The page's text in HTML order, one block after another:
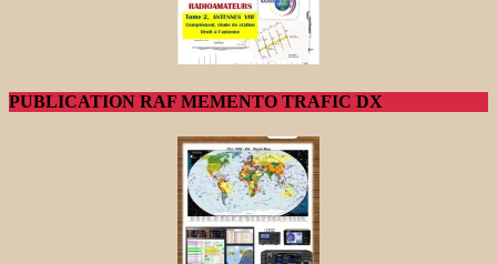
PUBLICATION RAF MEMENTO TRAFIC DX